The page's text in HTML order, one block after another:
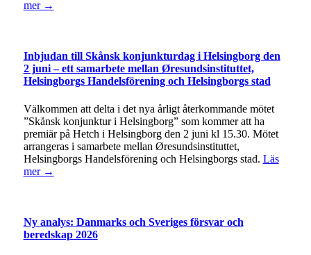
mer →
Inbjudan till Skånsk konjunkturdag i Helsingborg den
2 juni – ett samarbete mellan Øresundsinstituttet,
Helsingborgs Handelsförening och Helsingborgs stad
Välkommen att delta i det nya årligt återkommande mötet
”Skånsk konjunktur i Helsingborg” som kommer att ha
premiär på Hetch i Helsingborg den 2 juni kl 15.30. Mötet
arrangeras i samarbete mellan Øresundsinstituttet,
Helsingborgs Handelsförening och Helsingborgs stad. Läs
mer →
Ny analys: Danmarks och Sveriges försvar och
beredskap 2026